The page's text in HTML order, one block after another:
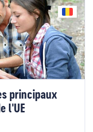
principaux
l'UE